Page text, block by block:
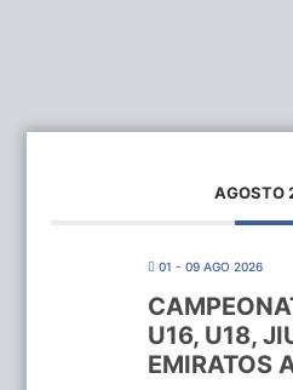
AGOSTO
01 - 09 AGO 2026
U16, U18,
EMIRATOS